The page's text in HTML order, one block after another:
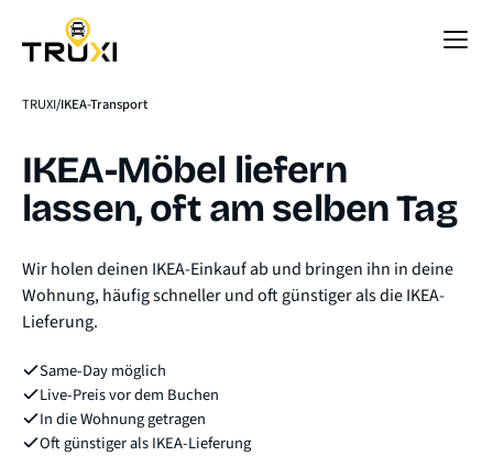
TRUXI IKEA-Transport
IKEA-Möbel liefern
lassen, oft am selben Tag
Wir holen deinen IKEA-Einkauf ab und bringen ihn in deine
Wohnung, häufig schneller und oft günstiger als die IKEA-
Lieferung.
Same-Day möglich
Live-Preis vor dem Buchen
In die Wohnung getragen
Oft günstiger als IKEA-Lieferung